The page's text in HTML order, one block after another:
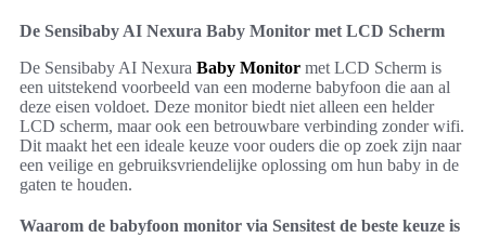
De Sensibaby AI Nexura Baby Monitor met LCD Scherm
De Sensibaby AI Nexura Baby Monitor met LCD Scherm is
een uitstekend voorbeeld van een moderne babyfoon die aan al
deze eisen voldoet. Deze monitor biedt niet alleen een helder
LCD scherm, maar ook een betrouwbare verbinding zonder wifi.
Dit maakt het een ideale keuze voor ouders die op zoek zijn naar
een veilige en gebruiksvriendelijke oplossing om hun baby in de
gaten te houden.
Waarom de babyfoon monitor via Sensitest de beste keuze is